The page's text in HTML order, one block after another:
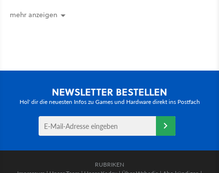
mehr anzeigen
NEWSLETTER BESTELLEN
Hol' dir die neuesten Infos zu Games und Hardware direkt ins Postfach
RUBRIKEN